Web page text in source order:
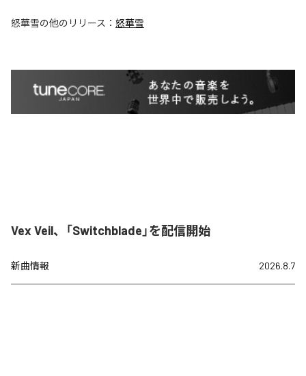
怒華雪の他のリリース： 怒華雪
Vex Veil、「Switchblade」を配信開始
新曲情報 2026.8.7